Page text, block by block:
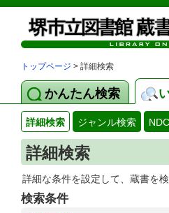
トップページ > 詳細検索
かんたん検索
詳細検索 ジャンル検索
詳細検索
詳細な条件を設定して、蔵書を
検索条件